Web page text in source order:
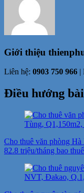
Giới thiệu
Liên hệ: 0903 750 966 |
Điều hướng
Cho thuê văn phòng
82.8 triệu/tháng bao